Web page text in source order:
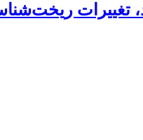
تغییرات